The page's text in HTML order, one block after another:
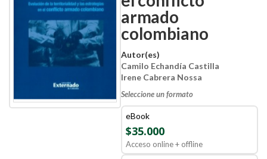
armado
colombiano
Autor(es)
Camilo Echandía Castilla
Irene Cabrera Nossa
Seleccione un formato
eBook
$35.000
Acceso online + offline
gallery
gallery